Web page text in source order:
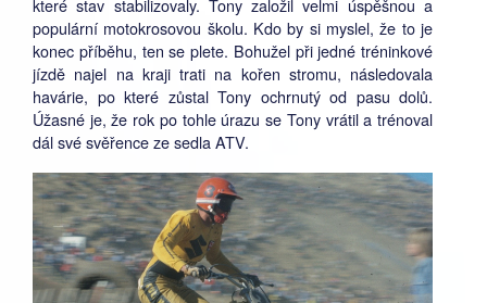
populární motokrosovou školu. Kdo by si myslel, že to je
konec příběhu, ten se plete. Bohužel při jedné tréninkové
jízdě najel na kraji trati na kořen stromu, následovala
havárie, po které zůstal Tony ochrnutý od pasu dolů.
Úžasné je, že rok po tohle úrazu se Tony vrátil a trénoval
dál své svěřence ze sedla ATV.